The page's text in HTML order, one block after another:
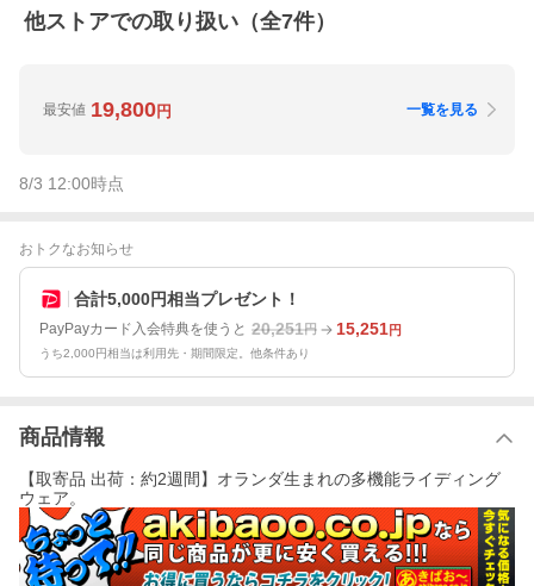
他ストアでの取り扱い（全7件）
最安値 19,800円 一覧を見る
8/3 12:00時点
おトクなお知らせ
合計5,000円相当プレゼント！
PayPayカード入会特典を使うと 20,251円 15,251円
うち2,000円相当は利用先・期間限定。他条件あり
商品情報
【取寄品 出荷：約2週間】オランダ生まれの多機能ライディング
ウェア。